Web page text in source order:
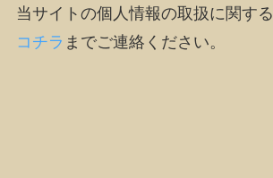
当サイトの個人情報の取扱に関す
コチラ までご連絡ください。